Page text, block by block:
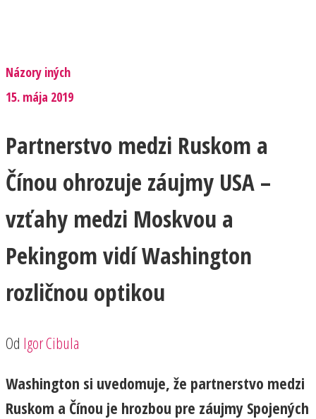
Názory iných
15. mája 2019
Partnerstvo medzi Ruskom a
Čínou ohrozuje záujmy USA –
vzťahy medzi Moskvou a
Pekingom vidí Washington
rozličnou optikou
Od Igor Cibula
Washington si uvedomuje, že partnerstvo medzi
Ruskom a Čínou je hrozbou pre záujmy Spojených